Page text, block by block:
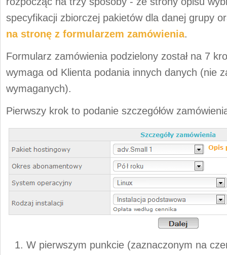
specyfikacji zbiorczej pakietów dla danej grupy
na stronę z formularzem zamówienia.
Formularz zamówienia podzielony został na 7
wymaga od Klienta podania innych danych (nie
wymaganych).
Pierwszy krok to podanie szczegółów
W pierwszym punkcie (zaznaczonym na